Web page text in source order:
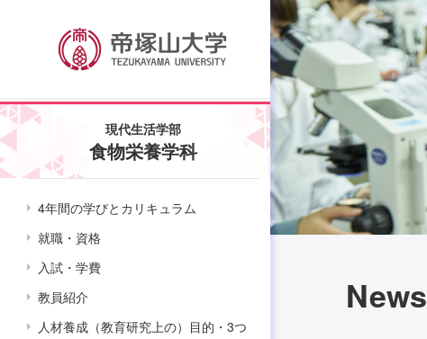
現代生活学部
食物栄養学科
4年間の学びとカリキュラム
就職・資格
入試・学費
教員紹介
人材養成（教育研究上の）目的・3つ
News